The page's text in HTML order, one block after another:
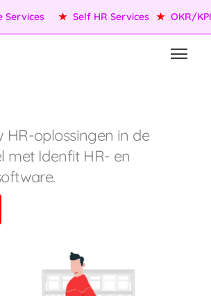
★ Self HR Services ★ OKR/KPI
HR-oplossingen in de
met Idenfit HR- en